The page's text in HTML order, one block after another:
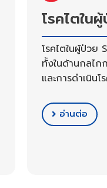
โรคไตใน
โรคไตในผู้ป่วย
ทั้งในด้านกลไก
และการดำเนินโ
อ่านต่อ